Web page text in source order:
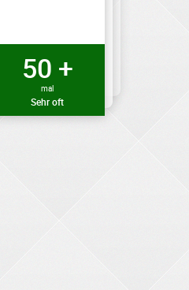
50 +
mal
Sehr oft